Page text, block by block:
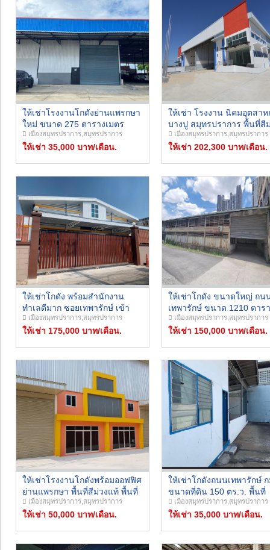
ให้เช่าโรงงานโกดังย่านแพรกษา
ใหม่ ขนาด 275 ตารางเมตร
ไฟฟ้า 3 เฟส ใกล้นิคม
อุตสาหกรรมบางปูเหนือ ตลาด
เมืองสมุทรปราการ,สมุทรปราการ
ให้เช่า 35,000 บาท/เดือน.
ให้เช่า โรงงาน นิคมอุตสาห
บางปู สมุทรปราการ พื้นที่สี
ขอใบอนุญาตประกอบกิจกา
โรงงาน(ร.ง.4)ได้ง่าย
เมืองสมุทรปราการ,สมุทรปราการ
ให้เช่า 202,300 บาท/เดือน.
ให้เช่าโกดัง พร้อมสำนักงาน
ทำเลดีมาก ซอยเทพารักษ์ เข้า
ซอยไม่ลึก ใกล้ทางด่วน วงแหวน
กาญจนาภิเษก ใกล้ BTS สำโรง
เมืองสมุทรปราการ,สมุทรปราการ
ให้เช่า 175,000 บาท/เดือน.
ให้เช่าโกดัง ขนาดใหญ่ ถน
เทพารักษ์ ขนาด 1210 ตาร
เมตร ทำเลดี พร้อมอยู่ ราคา
ติดถนนใหญ่
เมืองสมุทรปราการ,สมุทรปราการ
ให้เช่า 150,000 บาท/เดือน.
ให้เช่าโรงงานโกดังพร้อมออฟฟิศ
ย่านแพรกษา พื้นที่สีม่วงแท้ พื้นที่
400 ตรม. ขอใบอนุญาติโรงงาน
รง.4 ได้
เมืองสมุทรปราการ,สมุทรปราการ
ให้เช่า 50,000 บาท/เดือน.
ให้เช่าโกดังถนนเทพารักษ์
ขนาดที่ดิน 150 ตร.ว. พื้นที่
อาคาร 300 ตร.ม. ใกล้สี่แยก
เทพารักษ์ ใกล้ตลาดหนามแ
เมืองสมุทรปราการ,สมุทรปราการ
ให้เช่า 35,000 บาท/เดือน.